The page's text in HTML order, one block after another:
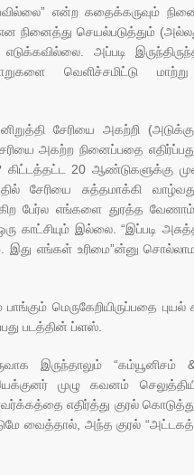
என்ற கதைக்கருவும்
செயல்படுத்தும்
அப்படி
வெளிச்சமிட்டு
சேரியை அகற்றி
அகற்ற நினைப்பதை
கிட்டத்தட்ட 20 ஆண்டுகளுக்கு
சேரியை சுத்தமாக்கி
பேர்ல எங்களை துரத்த
காட்சியும் இல்லை. “இப்படி
எங்கள் உரிமை”ன்னு சொல்லாம
மெருகேறியிருப்பதை புயல்
படத்தின் ப்ளஸ்.
இருந்தாலும் “கம்யூனிசம்
முழு கவனம்
எதிர்த்து குரல்
வைத்தால், அந்த குரல்